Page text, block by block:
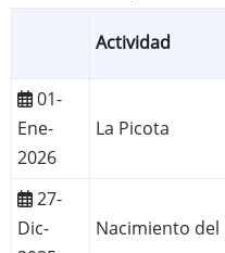
Actividad
01-
Ene-
2026
La Picota
27-
Dic-
Nacimiento del